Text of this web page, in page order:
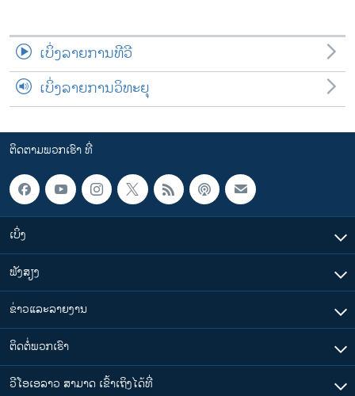
ເບິ່ງລາຍການທີວີ
ເບິ່ງລາຍການວິທະຍຸ
ຕິດຕາມພວກເຮົາ ທີ່
ເບິ່ງ
ຟັງສຽງ
ຂ່າວແລະລາຍງານ
ຕິດຕໍ່ພວກເຮົາ
ວີໂອເອລາວ ສາມາດ ເຂົ້າເຖິງໄດ້ທີ່